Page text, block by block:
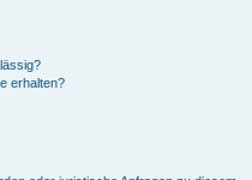
erhalten?